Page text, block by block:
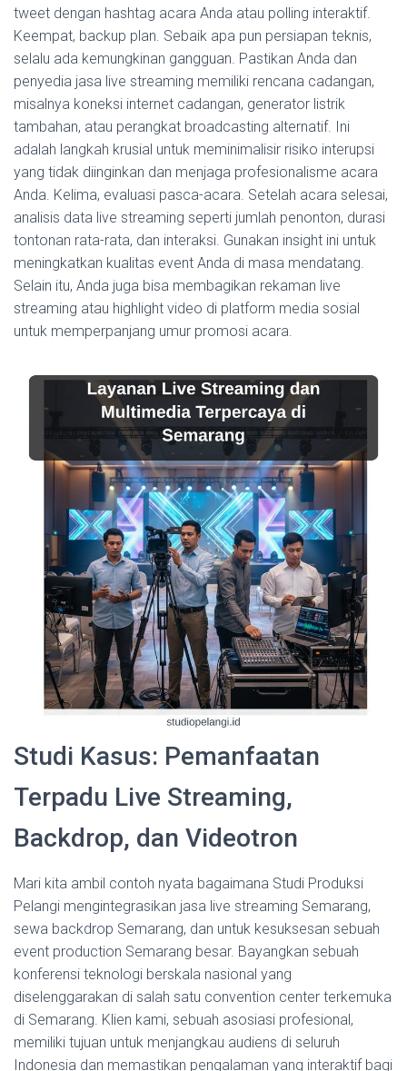
tweet dengan hashtag acara Anda atau polling interaktif.
Keempat, backup plan. Sebaik apa pun persiapan teknis,
selalu ada kemungkinan gangguan. Pastikan Anda dan
penyedia jasa live streaming memiliki rencana cadangan,
misalnya koneksi internet cadangan, generator listrik
tambahan, atau perangkat broadcasting alternatif. Ini
adalah langkah krusial untuk meminimalisir risiko interupsi
yang tidak diinginkan dan menjaga profesionalisme acara
Anda. Kelima, evaluasi pasca-acara. Setelah acara selesai,
analisis data live streaming seperti jumlah penonton, durasi
tontonan rata-rata, dan interaksi. Gunakan insight ini untuk
meningkatkan kualitas event Anda di masa mendatang.
Selain itu, Anda juga bisa membagikan rekaman live
streaming atau highlight video di platform media sosial
untuk memperpanjang umur promosi acara.
Studi Kasus: Pemanfaatan
Terpadu Live Streaming,
Backdrop, dan Videotron
Mari kita ambil contoh nyata bagaimana Studi Produksi
Pelangi mengintegrasikan jasa live streaming Semarang,
sewa backdrop Semarang, dan untuk kesuksesan sebuah
event production Semarang besar. Bayangkan sebuah
konferensi teknologi berskala nasional yang
diselenggarakan di salah satu convention center terkemuka
di Semarang. Klien kami, sebuah asosiasi profesional,
memiliki tujuan untuk menjangkau audiens di seluruh
Indonesia dan memastikan pengalaman yang interaktif bagi